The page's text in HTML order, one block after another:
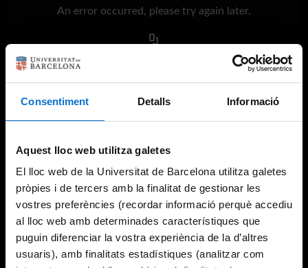
Consentiment Detalls Informació
Aquest lloc web utilitza galetes
El lloc web de la Universitat de Barcelona utilitza galetes
pròpies i de tercers amb la finalitat de gestionar les
vostres preferències (recordar informació perquè accediu
al lloc web amb determinades característiques que
puguin diferenciar la vostra experiència de la d’altres
usuaris), amb finalitats estadístiques (analitzar com
An error occurred, please try again later.